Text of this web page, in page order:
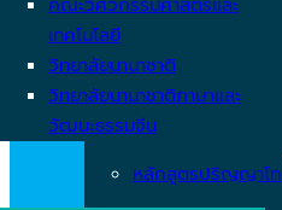
เทคโนโลยี
วิทยาลัยนานาชาติ
วิทยาลัยนานาชาติภาษาและ
วัฒนะธรรมจีน
หลักสูตรปริญญาโท